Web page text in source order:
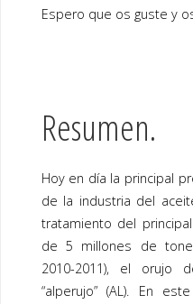
Espero que os guste y
Resumen.
Hoy en día la principal
de la industria del
tratamiento del
de 5 millones de
2010-2011), el
“alperujo” (AL). En